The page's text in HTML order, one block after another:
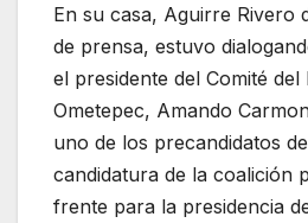
En su casa, Aguirre Rivero
de prensa, estuvo
el presidente del Comité del
Ometepec, Amando
uno de los precandidatos
candidatura de la coalición
frente para la presidencia